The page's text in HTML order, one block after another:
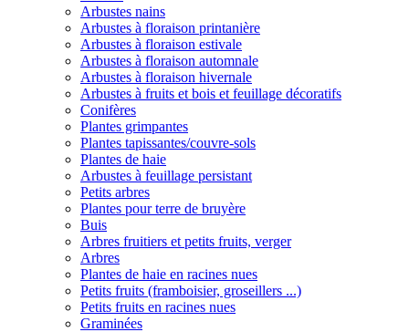
Arbustes nains
Arbustes à floraison printanière
Arbustes à floraison estivale
Arbustes à floraison automnale
Arbustes à floraison hivernale
Arbustes à fruits et bois et feuillage décoratifs
Conifères
Plantes grimpantes
Plantes tapissantes/couvre-sols
Plantes de haie
Arbustes à feuillage persistant
Petits arbres
Plantes pour terre de bruyère
Buis
Arbres fruitiers et petits fruits, verger
Arbres
Plantes de haie en racines nues
Petits fruits (framboisier, groseillers ...)
Petits fruits en racines nues
Graminées